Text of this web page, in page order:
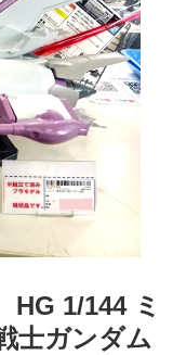
HG 1/144 ミ
士ガンダム